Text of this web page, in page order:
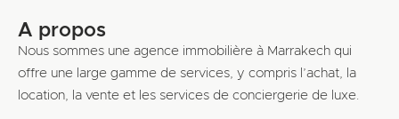
A propos
Nous sommes une agence immobilière à Marrakech qui
offre une large gamme de services, y compris l’achat, la
location, la vente et les services de conciergerie de luxe.